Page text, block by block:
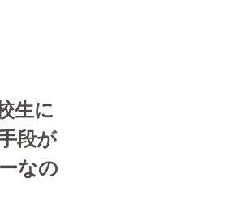
生に
段が
なの